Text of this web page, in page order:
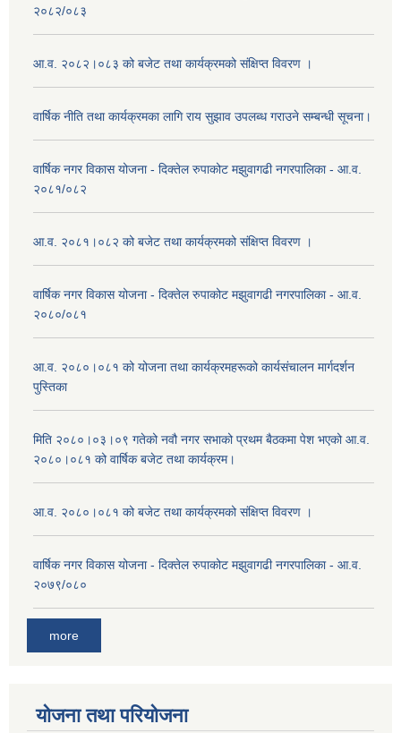
२०८२/०८३
आ.व. २०८२।०८३ को बजेट तथा कार्यक्रमको संक्षिप्त विवरण ।
वार्षिक नीति तथा कार्यक्रमका लागि राय सुझाव उपलब्ध गराउने सम्बन्धी सूचना।
वार्षिक नगर विकास योजना - दिक्तेल रुपाकोट मझुवागढी नगरपालिका - आ.व.
२०८१/०८२
आ.व. २०८१।०८२ को बजेट तथा कार्यक्रमको संक्षिप्त विवरण ।
वार्षिक नगर विकास योजना - दिक्तेल रुपाकोट मझुवागढी नगरपालिका - आ.व.
२०८०/०८१
आ.व. २०८०।०८१ को योजना तथा कार्यक्रमहरूको कार्यसंचालन मार्गदर्शन
पुस्तिका
मिति २०८०।०३।०९ गतेको नवौ नगर सभाको प्रथम बैठकमा पेश भएको आ.व.
२०८०।०८१ को वार्षिक बजेट तथा कार्यक्रम।
आ.व. २०८०।०८१ को बजेट तथा कार्यक्रमको संक्षिप्त विवरण ।
वार्षिक नगर विकास योजना - दिक्तेल रुपाकोट मझुवागढी नगरपालिका - आ.व.
२०७९/०८०
more
योजना तथा परियोजना